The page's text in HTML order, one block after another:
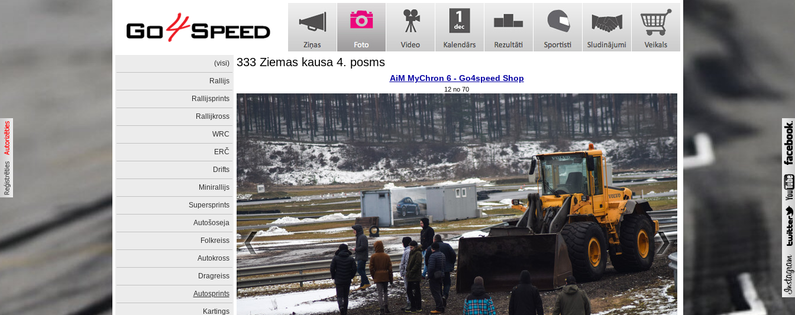
(visi)
Rallijs
Rallijsprints
Rallijkross
WRC
ERČ
Drifts
Minirallijs
Supersprints
Autošoseja
Folkreiss
Autokross
Dragreiss
Autosprints
Kartings
333 Ziemas kausa 4. posms
AiM MyChron 6 - Go4speed Shop
12 no 70